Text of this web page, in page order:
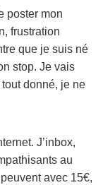
poster mon
frustration
que je suis né
stop. Je vais
tout donné, je ne
J’inbox,
au
avec 15€,